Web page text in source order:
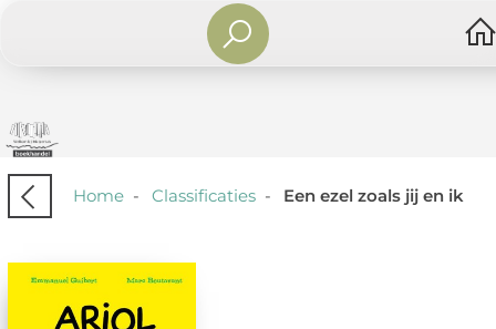
Home- Classificaties- Een ezel zoals jij en ik